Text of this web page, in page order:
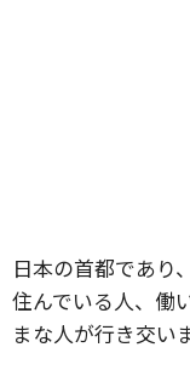
日本の首都であり
住んでいる人、働
まな人が行き交い